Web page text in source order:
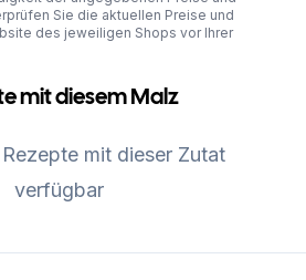
Sie die aktuellen Preise und
des jeweiligen Shops vor Ihrer
mit diesem Malz
mit dieser Zutat
verfügbar